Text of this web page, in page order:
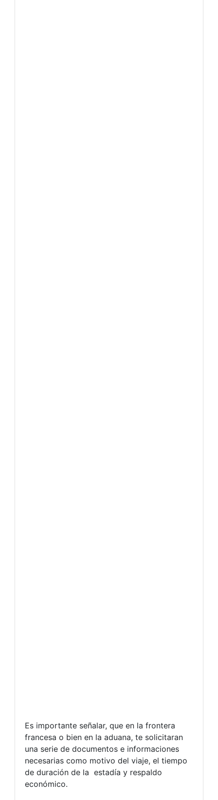
Es importante señalar, que en la frontera
francesa o bien en la aduana, te solicitaran
una serie de documentos e informaciones
necesarias como motivo del viaje, el tiempo
de duración de la estadía y respaldo
económico.